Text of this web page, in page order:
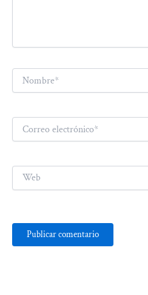
Nombre*
Correo
electrónico*
Web